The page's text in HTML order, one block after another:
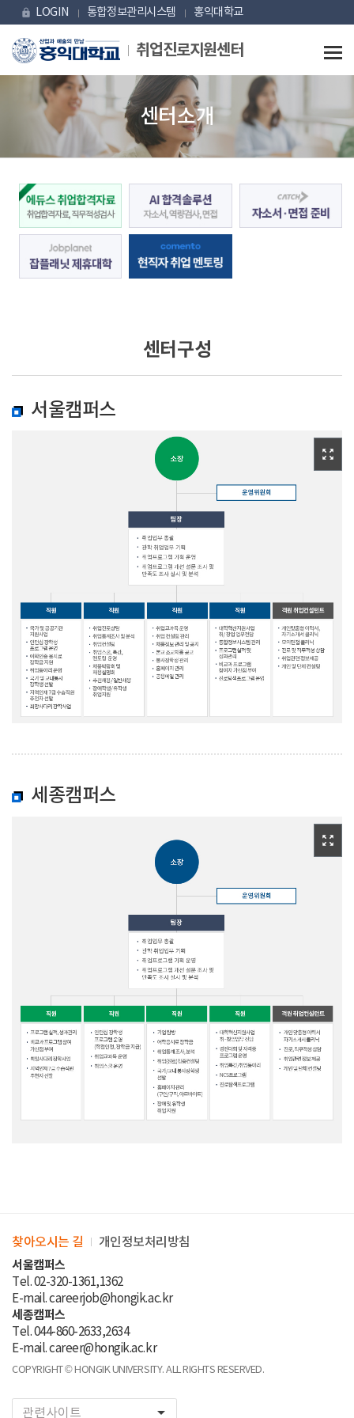
Skip Menu
lock LOGIN 통합정보관리시스템 홍익대학교
취업진로지원센터
센터소개
센터구성
서울캠퍼스
zoom_out_map
세종캠퍼스
zoom_out_map
찾아오시는 길
개인정보처리방침
서울캠퍼스
Tel. 02-320-1361,1362
E-mail. careerjob@hongik.ac.kr
세종캠퍼스
Tel. 044-860-2633,2634
E-mail. career@hongik.ac.kr
COPYRIGHT © HONGIK UNIVERSITY. ALL RIGHTS RESERVED.
관련사이트 arrow_drop_down